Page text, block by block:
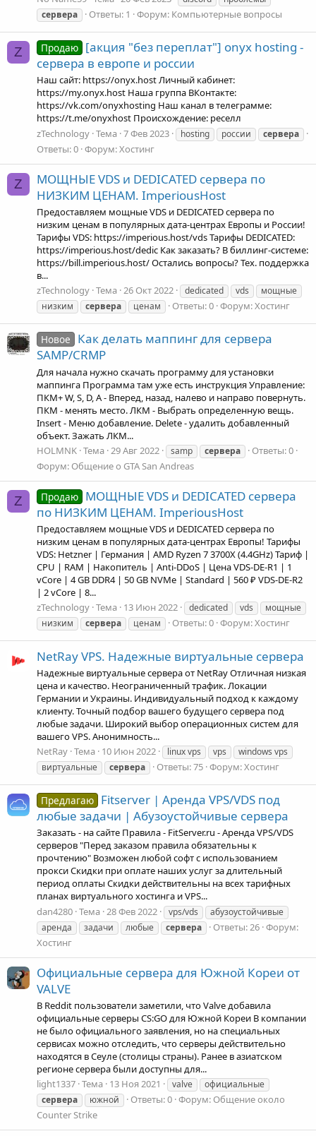
сервера
Ответы: 1 Форум: Компьютерные вопросы
Z Продаю [акция "без переплат"] onyx hosting -
сервера в европе и россии
Наш сайт: https://onyx.host Личный кабинет:
https://my.onyx.host Наша группа ВКонтакте:
https://vk.com/onyxhosting Наш канал в телеграмме:
https://t.me/onyxhost Происхождение: реселл
zTechnology Тема 7 Фев 2023 hosting россии сервера
Ответы: 0 Форум:Хостинг
Z
МОЩНЫЕ VDS и DEDICATED сервера по
НИЗКИМ ЦЕНАМ. ImperiousHost
Предоставляем мощные VDS и DEDICATED сервера по
низким ценам в популярных дата-центрах Европы и России!
Тарифы VDS: https://imperious.host/vds Тарифы DEDICATED:
https://imperious.host/dedic Как заказать? В биллинг-системе:
https://bill.imperious.host/ Остались вопросы? Тех. поддержка
в...
zTechnology Тема 26 Окт 2022 dedicated vds
мощные
низким
сервера ценам Ответы: 0 Форум:Хостинг
Новое
Как делать маппинг для сервера
SAMP/CRMP
Для начала нужно скачать программу для установки
маппинга Программа там уже есть инструкция Управление:
ПКМ+ W, S, D, A - Вперед, назад, налево и направо повернуть.
ПКМ - менять место. ЛКМ - Выбрать определенную вещь.
Insert - Меню добавление. Delete - удалить добавленный
объект. Зажать ЛКМ...
HOLMNK Тема 29 Авг 2022 samp сервера
Ответы: 0
Форум: Общение о GTA San Andreas
Z Продаю МОЩНЫЕ VDS и DEDICATED сервера
по НИЗКИМ ЦЕНАМ. ImperiousHost
Предоставляем мощные VDS и DEDICATED сервера по
низким ценам в популярных дата-центрах Европы! Тарифы
VDS: Hetzner | Германия | AMD Ryzen 7 3700X (4.4GHz) Тариф |
CPU | RAM | Накопитель | Anti-DDoS | Цена VDS-DE-R1 | 1
vCore | 4 GB DDR4 | 50 GB NVMe | Standard | 560 ₽ VDS-DE-R2
| 2 vCore | 8...
zTechnology Тема 13 Июн 2022 dedicated vds
мощные
низким
сервера ценам Ответы: 0 Форум:Хостинг
NetRay VPS. Надежные виртуальные сервера
Надежные виртуальные сервера от NetRay Отличная низкая
цена и качество. Неограниченный трафик. Локации
Германии и Украины. Индивидуальный подход к каждому
клиенту. Точный подбор вашего будущего сервера под
любые задачи. Широкий выбор операционных систем для
вашего VPS. Анонимность...
NetRay Тема 10 Июн 2022 linux vps vps
windows vps
виртуальные
сервера Ответы: 75 Форум:Хостинг
Предлагаю Fitserver | Аренда VPS/VDS под
любые задачи | Абузоустойчивые сервера
Заказать - на сайте Правила - FitServer.ru - Аренда VPS/VDS
серверов "Перед заказом правила обязательны к
прочтению" Возможен любой софт с использованием
прокси Скидки при оплате наших услуг за длительный
период оплаты Скидки действительны на всех тарифных
планах виртуального хостинга и VPS...
dan4280 Тема 28 Фев 2022 vps/vds
абузоустойчивые
аренда
задачи любые сервера Ответы: 26 Форум:
Хостинг
Официальные сервера для Южной Кореи от
VALVE
В Reddit пользователи заметили, что Valve добавила
официальные серверы CS:GO для Южной Кореи В компании
не было официального заявления, но на специальных
сервисах можно отследить, что серверы действительно
находятся в Сеуле (столицы страны). Ранее в азиатском
регионе сервера были доступны для...
light1337 Тема 13 Ноя 2021 valve
официальные
сервера
южной Ответы: 0 Форум: Общение около
Counter Strike